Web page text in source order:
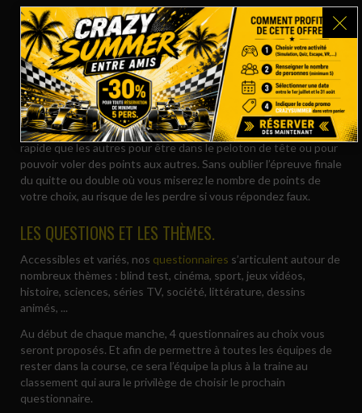
8 MANCHES SUCCESSIVES.
Chaque session de quiz game se déroule en 8 manches,
chacune avec ses propres règles : Top Départ, Chrono Sprint,
Casino, Top Reflex, Partage, Multiplicateur, Braquage, Quitte
ou Double.
Pour gagner des points il faudra bien entendu trouver la bonne
réponse. Mais parfois cela ne suffira pas. Il faudra être plus
rapide que les autres pour être dans le peloton de tête ou pour
pouvoir voler des points aux autres. Sans oublier l’épreuve finale
du quitte ou double où vous miserez le nombre de points de
votre choix, au risque de les perdre si vous répondez faux.
LES QUESTIONS ET LES THÈMES.
Accessibles et variés, nos questionnaires s’articulent autour de
nombreux thèmes : blind test, cinéma, sport, jeux vidéos,
histoire, sciences, séries TV, société, littérature, dessins
animés, ...
Au début de chaque manche, 4 questionnaires au choix vous
seront proposés. Et afin de permettre à toutes les équipes de
rester dans la course, ce sera l’équipe la plus à la traine au
classement qui aura le privilège de choisir le prochain
questionnaire.